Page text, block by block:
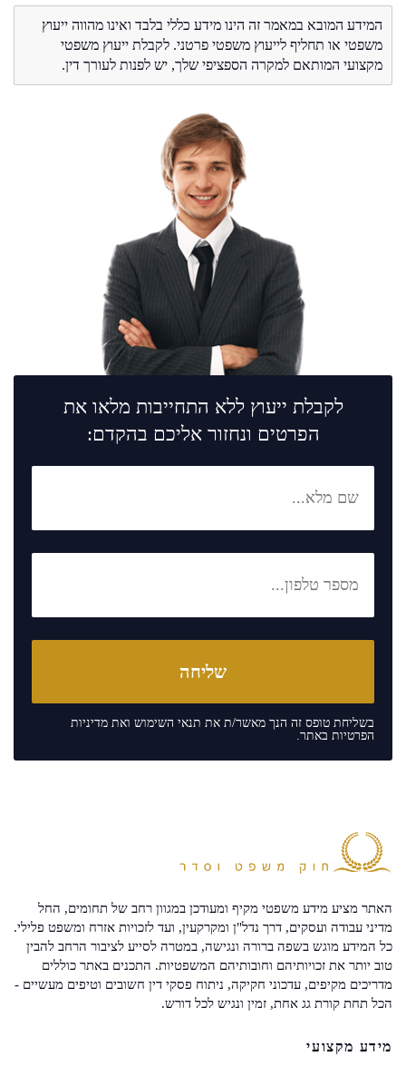
המידע המובא במאמר זה הינו מידע כללי בלבד ואינו מהווה ייעוץ
משפטי או תחליף לייעוץ משפטי פרטני. לקבלת ייעוץ משפטי
מקצועי המותאם למקרה הספציפי שלך, יש לפנות לעורך דין.
לקבלת ייעוץ ללא התחייבות מלאו את
הפרטים ונחזור אליכם בהקדם:
בשליחת טופס זה הנך מאשר/ת את תנאי השימוש ואת מדיניות
הפרטיות באתר.
האתר מציע מידע משפטי מקיף ומעודכן במגוון רחב של תחומים, החל
מדיני עבודה ועסקים, דרך נדל"ן ומקרקעין, ועד לזכויות אזרח ומשפט פלילי.
כל המידע מוגש בשפה ברורה ונגישה, במטרה לסייע לציבור הרחב להבין
טוב יותר את זכויותיהם וחובותיהם המשפטיות. התכנים באתר כוללים
מדריכים מקיפים, עדכוני חקיקה, ניתוח פסקי דין חשובים וטיפים מעשיים -
הכל תחת קורת גג אחת, זמין ונגיש לכל דורש.
מידע מקצועי